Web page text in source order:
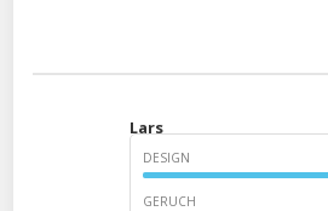
Lars
DESIGN
GERUCH